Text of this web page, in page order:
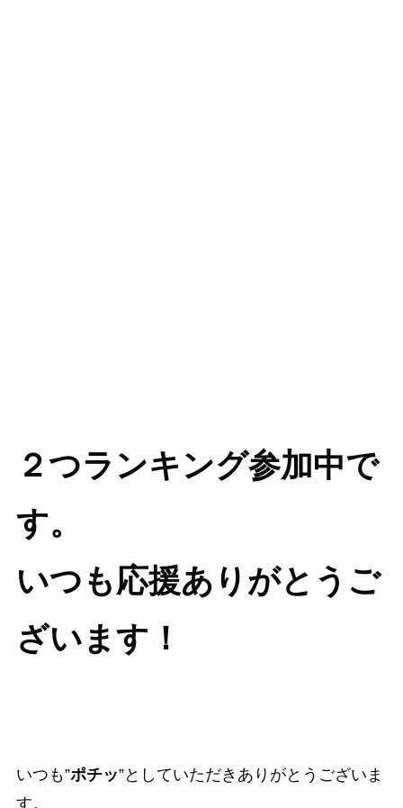
２つランキング参加中で
す。
いつも応援ありがとうご
ざいます！
いつも”ポチッ”としていただきありがとうございま
す。